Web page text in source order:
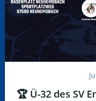
🏆 Ü-32 des SV